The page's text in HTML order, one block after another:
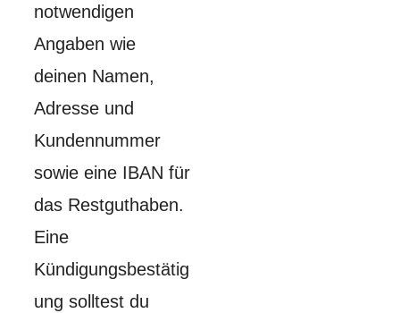
notwendigen
Angaben wie
deinen Namen,
Adresse und
Kundennummer
sowie eine IBAN für
das Restguthaben.
Eine
Kündigungsbestätig
ung solltest du